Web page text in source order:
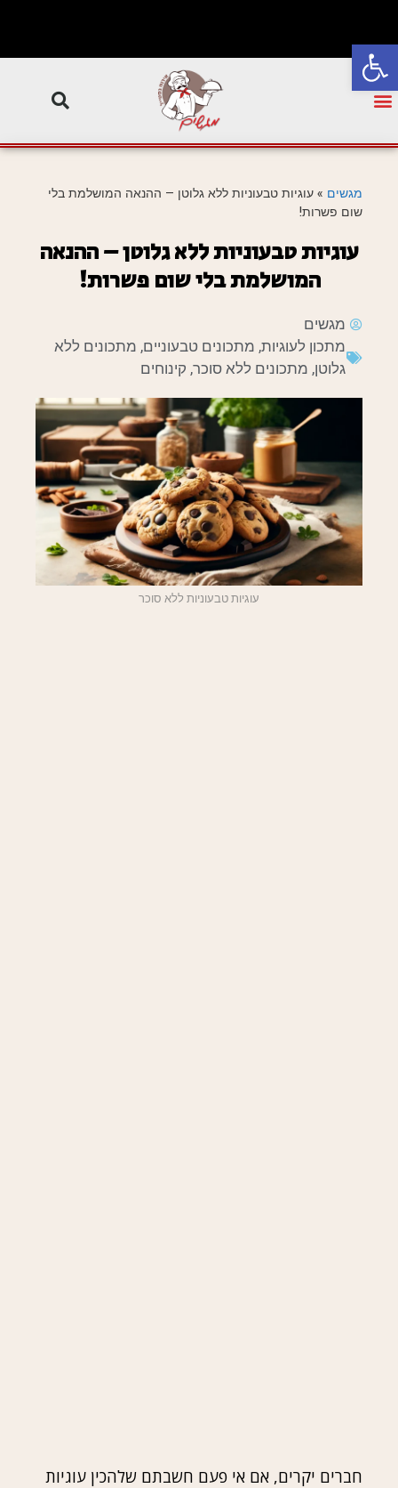
פתח סרגל נגישות
מגשים » עוגיות טבעוניות ללא גלוטן – ההנאה המושלמת בלי
שום פשרות!
עוגיות טבעוניות ללא גלוטן – ההנאה
המושלמת בלי שום פשרות!
מגשים
מתכון לעוגיות, מתכונים טבעוניים, מתכונים ללא
גלוטן, מתכונים ללא סוכר, קינוחים
עוגיות טבעוניות ללא סוכר
חברים יקרים, אם אי פעם חשבתם שלהכין עוגיות